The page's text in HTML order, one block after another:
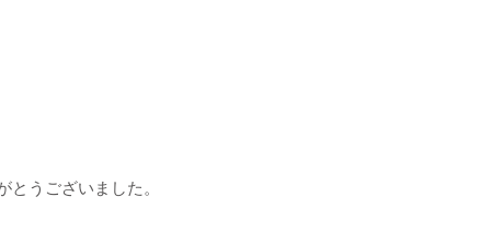
うございました。